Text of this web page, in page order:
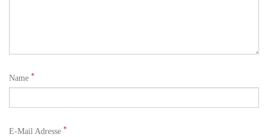
Name *
E-Mail Adresse *